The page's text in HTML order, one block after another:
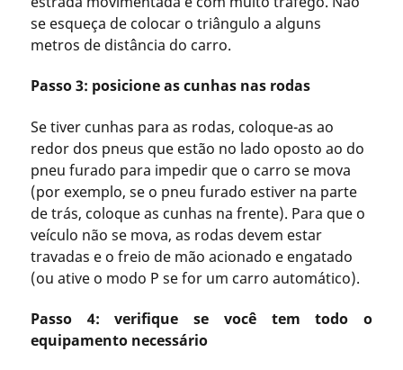
se esqueça de colocar o triângulo a alguns
metros de distância do carro.
Passo 3: posicione as cunhas nas rodas
Se tiver cunhas para as rodas, coloque-as ao
redor dos pneus que estão no lado oposto ao do
pneu furado para impedir que o carro se mova
(por exemplo, se o pneu furado estiver na parte
de trás, coloque as cunhas na frente). Para que o
veículo não se mova, as rodas devem estar
travadas e o freio de mão acionado e engatado
(ou ative o modo P se for um carro automático).
Passo 4: verifique se você tem todo o
equipamento necessário